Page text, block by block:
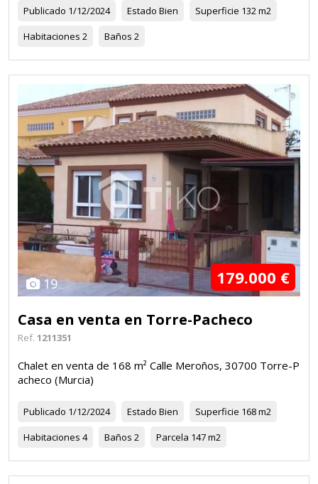
Publicado 1/12/2024 Estado Bien Superficie 132 m2
Habitaciones 2 Baños 2
19 179.000 €
Casa en venta en Torre-Pacheco
Ref. 1211351
Chalet en venta de 168 m² Calle Meroños, 30700 Torre-P
acheco (Murcia)
Publicado 1/12/2024 Estado Bien Superficie 168 m2
Habitaciones 4 Baños 2 Parcela 147 m2